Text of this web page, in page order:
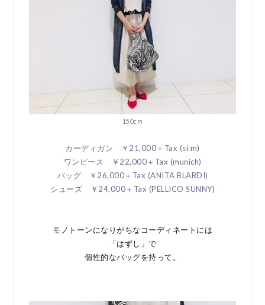
150cm
カーディガン ￥21,000＋Tax (si:m)
ワンピース ￥22,000＋Tax (munich)
バッグ ￥26,000＋Tax (ANITA BLARDI)
シューズ ￥24,000＋Tax (PELLICO SUNNY)
モノトーンになりがちなコーディネートには
「はずし」で
個性的なバッグを持って。